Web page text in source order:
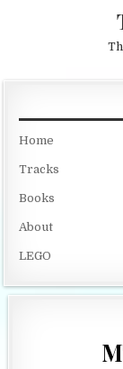
Home
Tracks
Books
About
LEGO